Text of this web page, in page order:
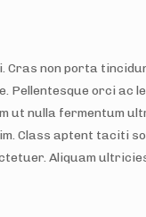
Cras non porta
Pellentesque orci ac
ut nulla fermentum
Class aptent taciti
Aliquam